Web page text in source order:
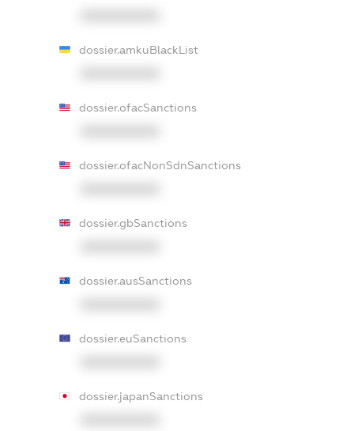
dossier.amkuBlackList
dossier.ofacSanctions
dossier.ofacNonSdnSanctions
dossier.gbSanctions
dossier.ausSanctions
dossier.euSanctions
dossier.japanSanctions